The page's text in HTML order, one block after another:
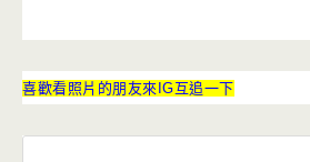
喜歡看照片的朋友來IG互追一下